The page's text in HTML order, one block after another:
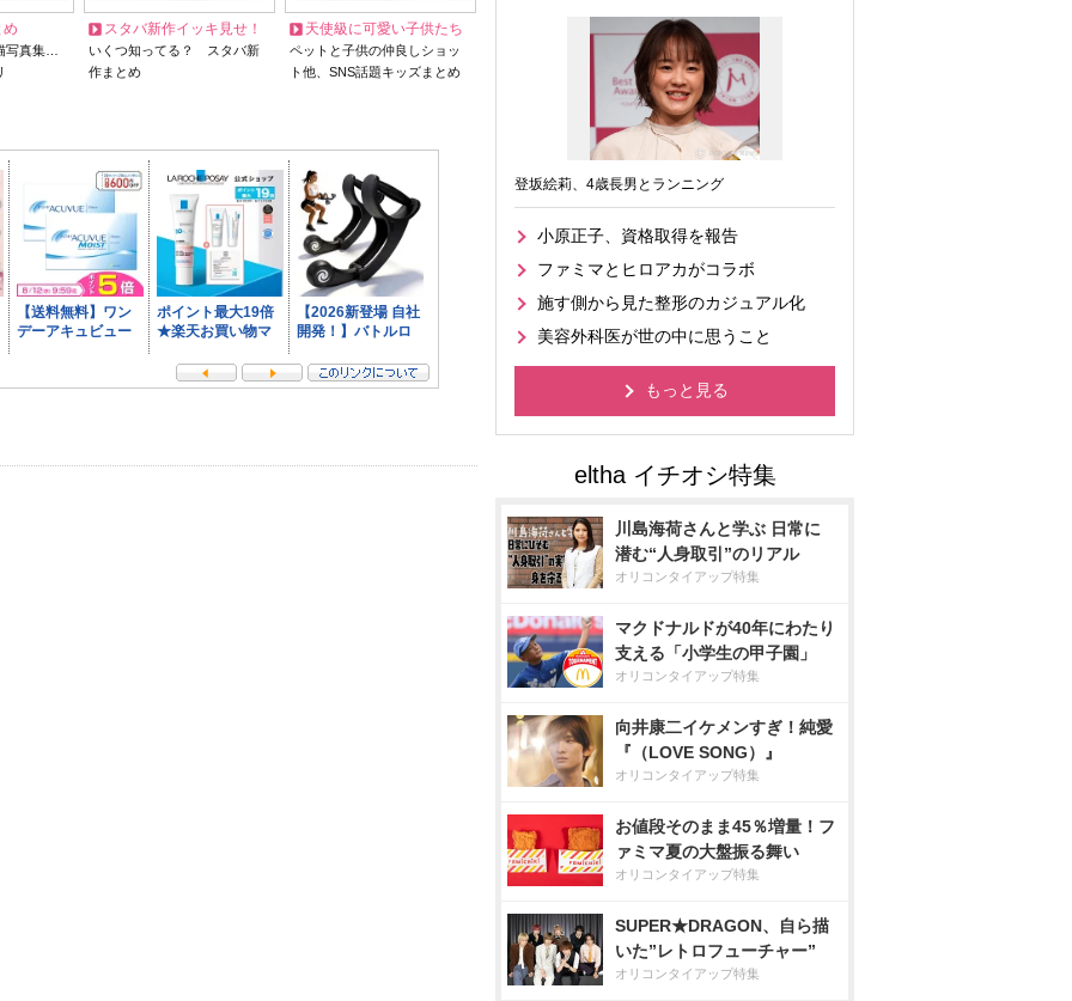
め
写真集…
スタバ新作イッキ見せ！
いくつ知ってる？ スタバ新
作まとめ
天使級に可愛い子供たち
ペットと子供の仲良しショッ
ト他、SNS話題キッズまとめ
登坂絵莉、4歳長男とランニング
小原正子、資格取得を報告
ファミマとヒロアカがコラボ
施す側から見た整形のカジュアル化
美容外科医が世の中に思うこと
もっと見る
川島海荷さんと学ぶ 日常に
潜む“人身取引”のリアル
オリコンタイアップ特集
マクドナルドが40年にわたり
支える「小学生の甲子園」
オリコンタイアップ特集
向井康二イケメンすぎ！純愛
『（LOVE SONG）』
オリコンタイアップ特集
お値段そのまま45％増量！フ
ァミマ夏の大盤振る舞い
オリコンタイアップ特集
SUPER★DRAGON、自ら描
いた”レトロフューチャー”
オリコンタイアップ特集